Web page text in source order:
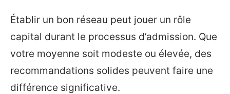
Établir un bon réseau peut jouer un rôle
capital durant le processus d’admission. Que
votre moyenne soit modeste ou élevée, des
recommandations solides peuvent faire une
différence significative.